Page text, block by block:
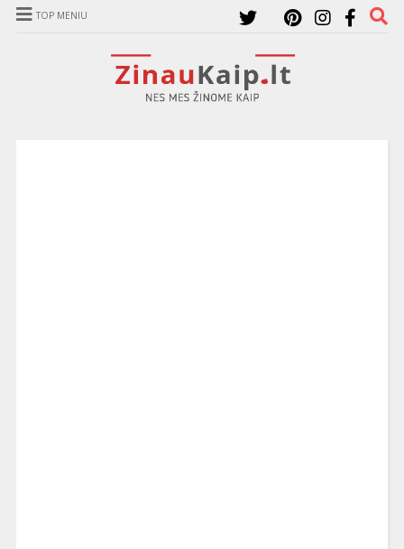
TOP MENIU